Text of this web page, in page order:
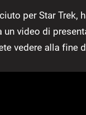
per Star Trek,
un video di
vedere alla fine